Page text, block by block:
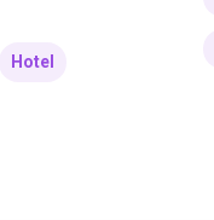
Hotel